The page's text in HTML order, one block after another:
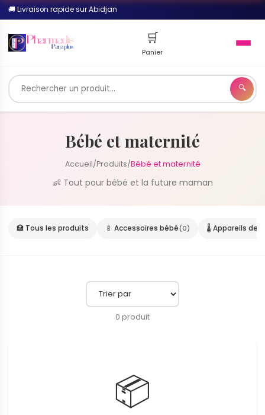
🚚 Livraison rapide sur Abidjan
🛒
Panier
🔍
Bébé et maternité
Accueil/Produits/Bébé et maternité
👶 Tout pour bébé et la future maman
🏥 Tous les produits 🍼 Accessoires bébé(0) 🌡️ Appareils de
0 produit
📦